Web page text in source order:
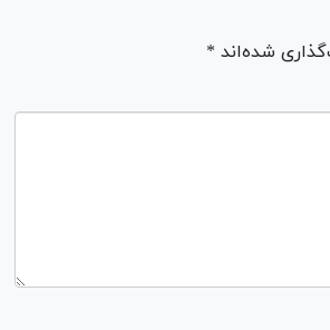
شده‌اند *